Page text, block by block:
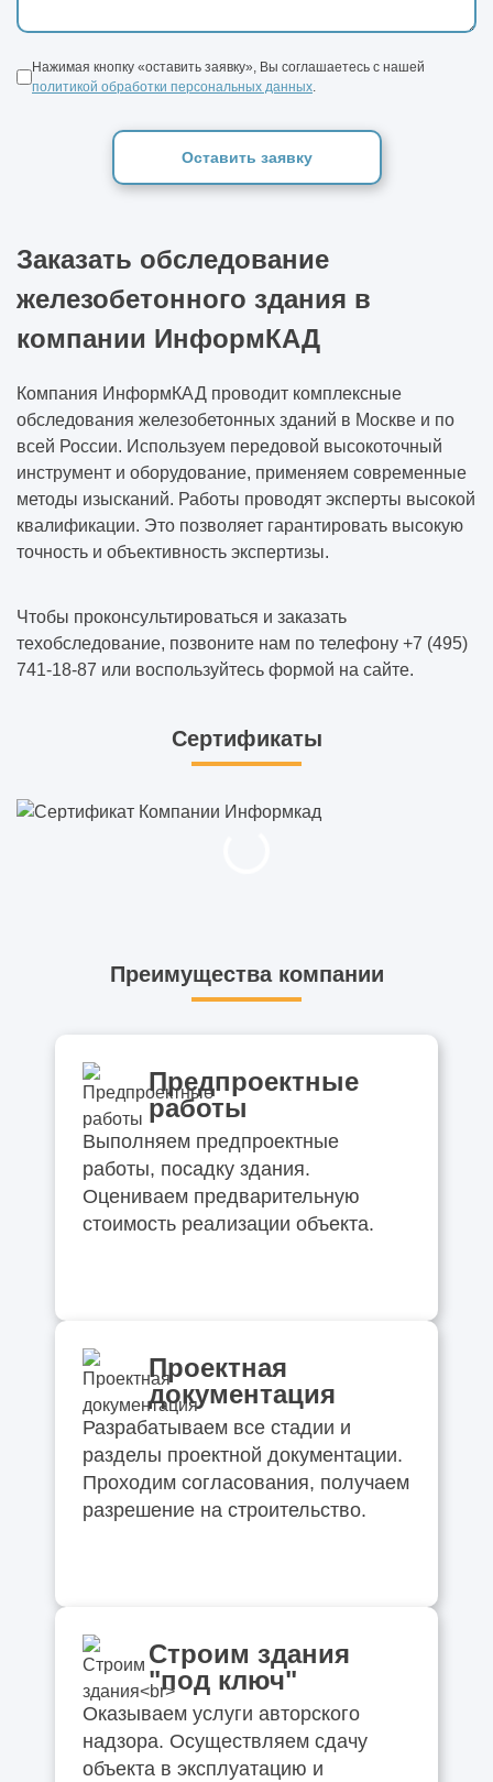
Нажимая кнопку «оставить заявку», Вы соглашаетесь с нашей
политикой обработки персональных данных.
Оставить заявку
Заказать обследование
железобетонного здания в
компании ИнформКАД
Компания ИнформКАД проводит комплексные
обследования железобетонных зданий в Москве и по
всей России. Используем передовой высокоточный
инструмент и оборудование, применяем современные
методы изысканий. Работы проводят эксперты высокой
квалификации. Это позволяет гарантировать высокую
точность и объективность экспертизы.
Чтобы проконсультироваться и заказать
техобследование, позвоните нам по телефону +7 (495)
741-18-87 или воспользуйтесь формой на сайте.
Сертификаты
Преимущества компании
Предпроектные
работы
Выполняем предпроектные
работы, посадку здания.
Оцениваем предварительную
стоимость реализации объекта.
Проектная
документация
Разрабатываем все стадии и
разделы проектной документации.
Проходим согласования, получаем
разрешение на строительство.
Строим здания
"под ключ"
Оказываем услуги авторского
надзора. Осуществляем сдачу
объекта в эксплуатацию и